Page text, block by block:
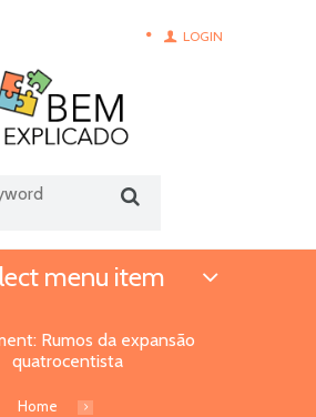
LOGIN
menu item
Rumos da expansão
quatrocentista
Home